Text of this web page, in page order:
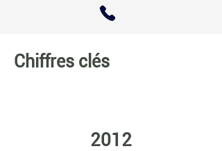
Chiffres clés
2012